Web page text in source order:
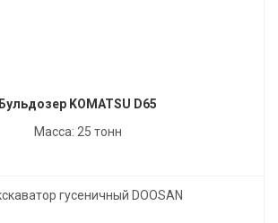
Бульдозер KOMATSU D65
Масса: 25 тонн